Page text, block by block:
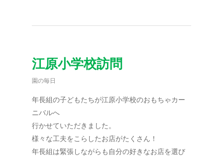
江原小学校訪問
園の毎日
年長組の子どもたちが江原小学校のおもちゃカー
ニバルへ
行かせていただきました。
様々な工夫をこらしたお店がたくさん！
年長組は緊張しながらも自分の好きなお店を選び